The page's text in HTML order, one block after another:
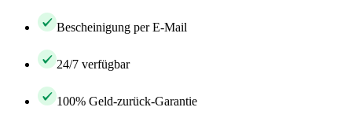
Bescheinigung per E-Mail
24/7 verfügbar
100% Geld-zurück-Garantie